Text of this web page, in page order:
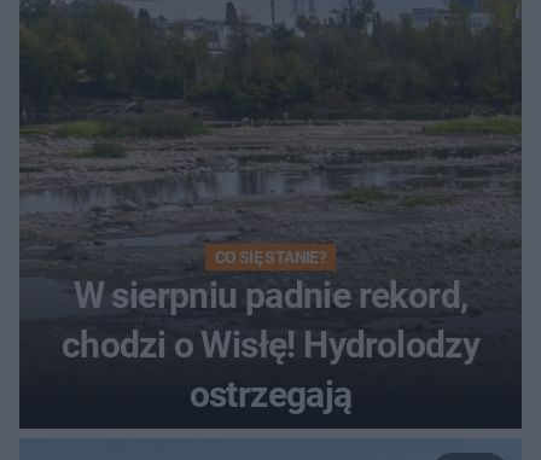
CO SIĘ STANIE?
W sierpniu padnie rekord,
chodzi o Wisłę! Hydrolodzy
ostrzegają